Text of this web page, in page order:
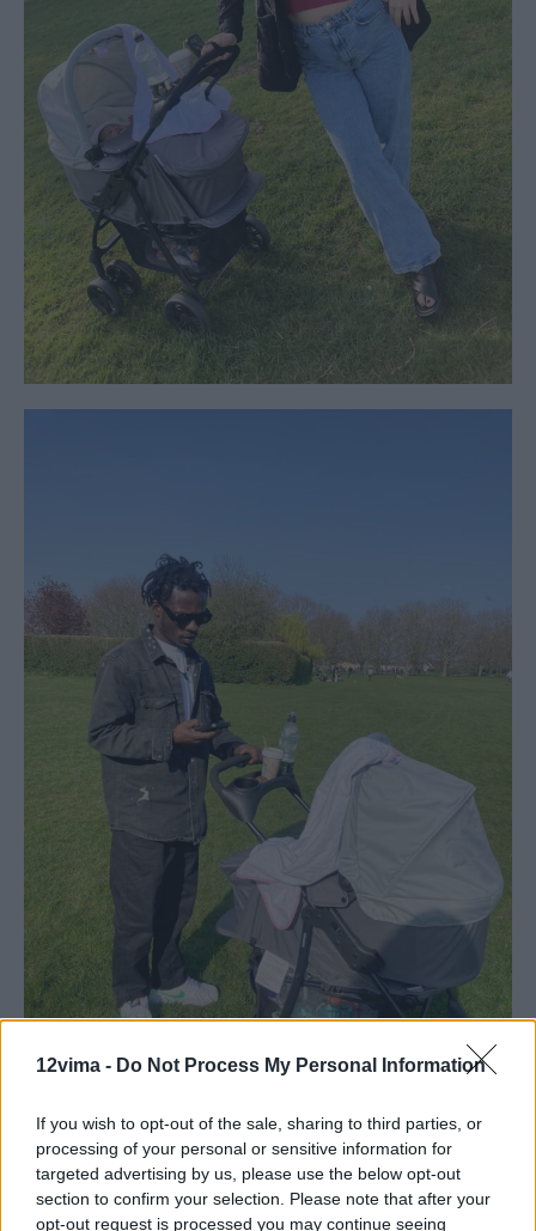
12vima - Do Not Process My Personal Information
If you wish to opt-out of the sale, sharing to third parties, or
processing of your personal or sensitive information for
targeted advertising by us, please use the below opt-out
section to confirm your selection. Please note that after your
opt-out request is processed you may continue seeing